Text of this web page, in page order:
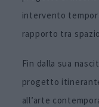
intervento
rapporto tra
Fin dalla sua
progetto
all’arte